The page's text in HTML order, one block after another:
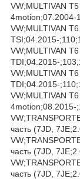
VW;MULTIVAN
4motion;07.2004-
VW;MULTIVAN
TSI;04.2015-
VW;MULTIVAN
TDI;04.2015-
VW;MULTIVAN
TDI;04.2015-
VW;MULTIVAN
4motion;08.2015-
часть (7JD,
часть (7JD,
часть (7JD,